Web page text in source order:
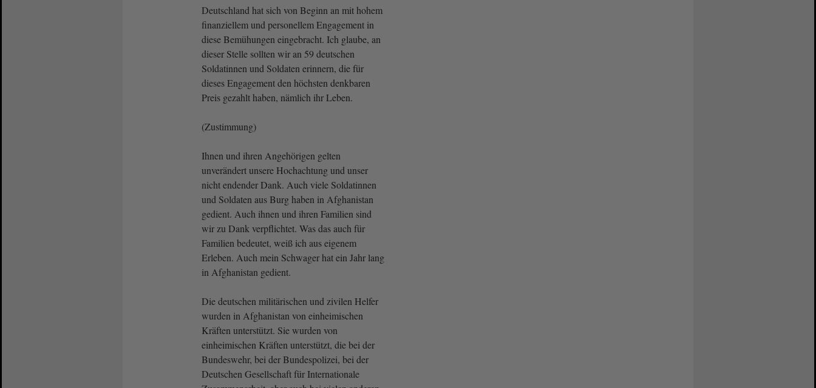
Deutschland hat sich von Beginn an mit hohem
finanziellem und personellem Engagement in
diese Bemühungen eingebracht. Ich glaube, an
dieser Stelle sollten wir an 59 deutschen
Soldatinnen und Soldaten erinnern, die für
dieses Engagement den höchsten denkbaren
Preis gezahlt haben, nämlich ihr Leben.
(Zustimmung)
Ihnen und ihren Angehörigen gelten
unverändert unsere Hochachtung und unser
nicht endender Dank. Auch viele Soldatinnen
und Soldaten aus Burg haben in Afghanistan
gedient. Auch ihnen und ihren Familien sind
wir zu Dank verpflichtet. Was das auch für
Familien bedeutet, weiß ich aus eigenem
Erleben. Auch mein Schwager hat ein Jahr lang
in Afghanistan gedient.
Die deutschen militärischen und zivilen Helfer
wurden in Afghanistan von einheimischen
Kräften unterstützt. Sie wurden von
einheimischen Kräften unterstützt, die bei der
Bundeswehr, bei der Bundespolizei, bei der
Deutschen Gesellschaft für Internationale